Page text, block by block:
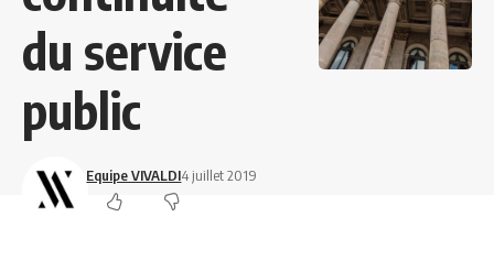
du service
public
Equipe VIVALDI4 juillet 2019